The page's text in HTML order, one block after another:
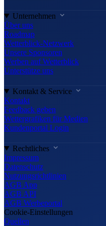
Unternehmen
Über uns
Roadmap
Wetterblick-Netzwerk
Unsere Sponsoren
Werben auf Wetterblick
Unterstütze uns
Kontakt & Service
Kontakt
Feedback geben
Wettergrafiken für Medien
Kundenportal Login
Rechtliches
Impressum
Datenschutz
Nutzungsrichtlinien
AGB App
AGB API
AGB Werbeportal
Cookie-Einstellungen
Quellen